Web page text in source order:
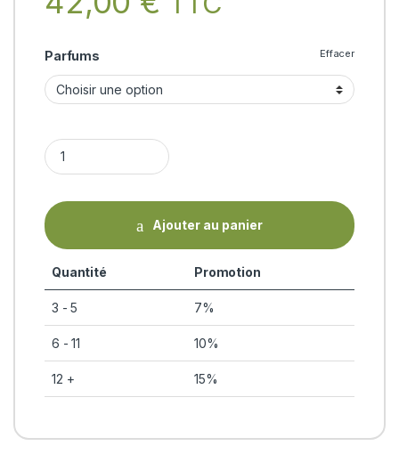
Parfums Effacer
HAIR CLEANSER Forest Essentials quantity
Ajouter au panier
Quantité Promotion
3 - 5 7%
6 - 11 10%
12 + 15%